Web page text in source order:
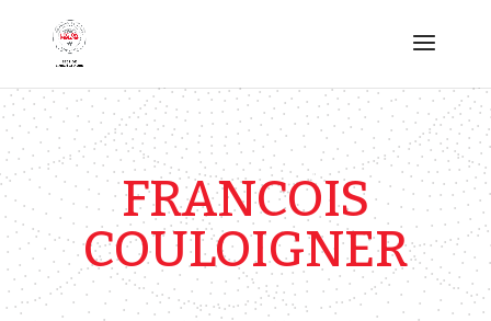
FRANCOIS
COULOIGNER